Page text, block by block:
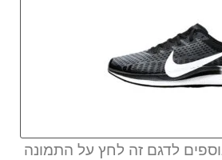
לדגם זה לחץ על התמונה